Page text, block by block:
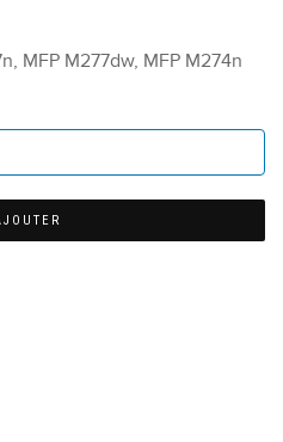
MFP M277dw, MFP M274n